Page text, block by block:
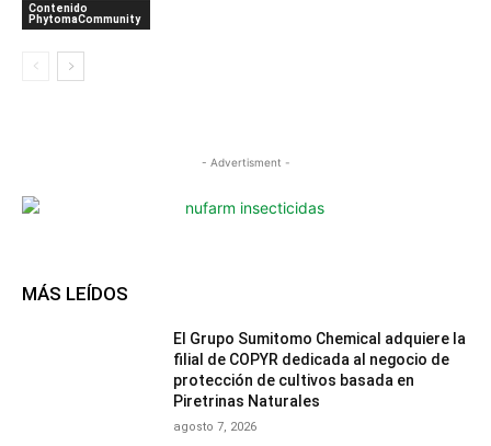
Contenido
PhytomaCommunity
- Advertisment -
MÁS LEÍDOS
El Grupo Sumitomo Chemical adquiere la
filial de COPYR dedicada al negocio de
protección de cultivos basada en
Piretrinas Naturales
agosto 7, 2026